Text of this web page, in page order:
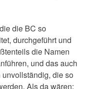
die BC so
durchgeführt und
die Namen
und das auch
die so
Als da wären: